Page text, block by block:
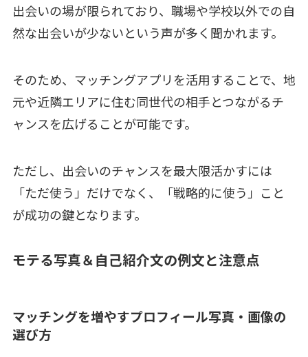
出会いの場が限られており、職場や学校以外での自
然な出会いが少ないという声が多く聞かれます。
そのため、マッチングアプリを活用することで、地
元や近隣エリアに住む同世代の相手とつながるチ
ャンスを広げることが可能です。
ただし、出会いのチャンスを最大限活かすには
「ただ使う」だけでなく、「戦略的に使う」こと
が成功の鍵となります。
モテる写真＆自己紹介文の例文と注意点
マッチングを増やすプロフィール写真・画像の
選び方